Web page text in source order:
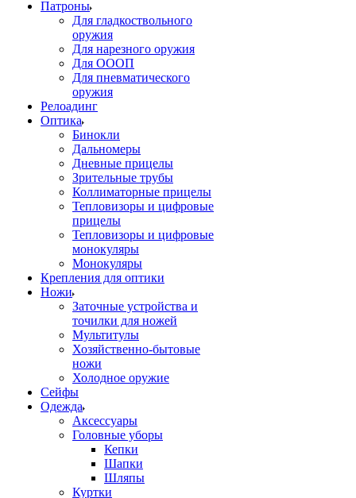
Патроны
Для гладкоствольного
оружия
Для нарезного оружия
Для ОООП
Для пневматического
оружия
Релоадинг
Оптика
Бинокли
Дальномеры
Дневные прицелы
Зрительные трубы
Коллиматорные прицелы
Тепловизоры и цифровые
прицелы
Тепловизоры и цифровые
монокуляры
Монокуляры
Крепления для оптики
Ножи
Заточные устройства и
точилки для ножей
Мультитулы
Хозяйственно-бытовые
ножи
Холодное оружие
Сейфы
Одежда
Аксессуары
Головные уборы
Кепки
Шапки
Шляпы
Куртки